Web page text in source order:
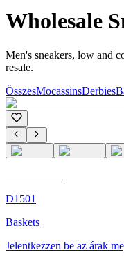
Wholesale
Men's sneakers, low and
resale.
ÖsszesMocassinsDerbies
D1501
Baskets
Jelentkezzen be az árak